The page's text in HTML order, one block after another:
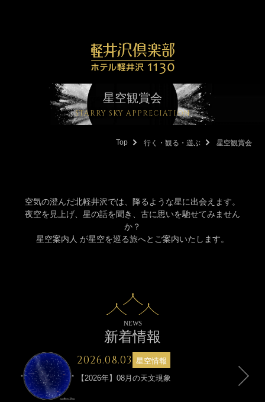
星空観賞会
STARRY SKY APPRECIATION
Top 行く・観る・遊ぶ 星空観賞会
空気の澄んだ北軽井沢では、降るような星に出会えます。
夜空を見上げ、星の話を聞き、古に思いを馳せてみません
か？
星空案内人 が星空を巡る旅へとご案内いたします。
新着情報
NEWS
【2026年】08月の天文現象
投稿日
2026.08.03 カテゴリー
星空情報